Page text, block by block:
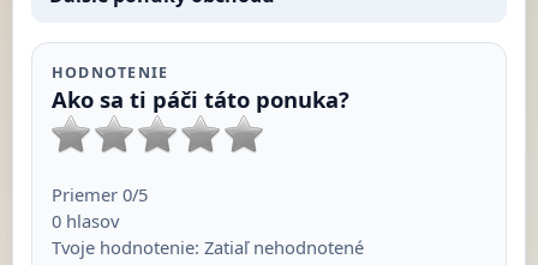
HODNOTENIE
Ako sa ti páči táto ponuka?
Priemer 0/5
0hlasov
Tvoje hodnotenie: Zatiaľ nehodnotené